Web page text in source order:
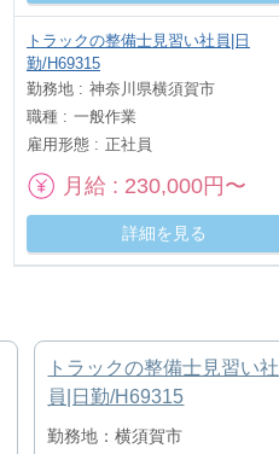
トラックの整備士見習い社員|日
勤/H69315
勤務地
神奈川県横須賀市
職種
一般作業
雇用形態
正社員
月給 230,000円〜
詳細を見る
トラックの整備士見習い社
員|日勤/H69315
勤務地：横須賀市